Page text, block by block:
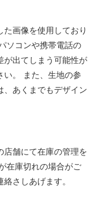
画像を使用しており
ソコンや携帯電話の
が出てしまう可能性が
い。 また、生地の参
あくまでもデザイン
舗にて在庫の管理を
在庫切れの場合がご
さしあげます。